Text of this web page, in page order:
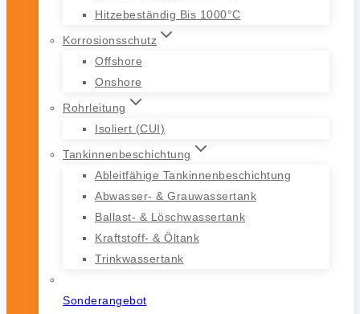
Hitzebeständig Bis 1000°C
Korrosionsschutz
Offshore
Onshore
Rohrleitung
Isoliert (CUI)
Tankinnenbeschichtung
Ableitfähige Tankinnenbeschichtung
Abwasser- & Grauwassertank
Ballast- & Löschwassertank
Kraftstoff- & Öltank
Trinkwassertank
Sonderangebot